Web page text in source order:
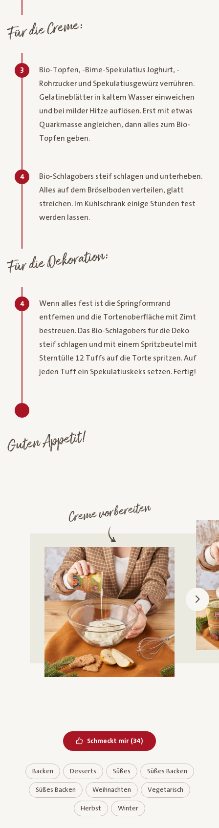
Für die Creme:
3
Bio-Topfen, -Birne-Spekulatius Joghurt, -
Rohrzucker und Spekulatiusgewürz verrühren.
Gelatineblätter in kaltem Wasser einweichen
und bei milder Hitze auflösen. Erst mit etwas
Quarkmasse angleichen, dann alles zum Bio-
Topfen geben.
4
Bio-Schlagobers steif schlagen und unterheben.
Alles auf dem Bröselboden verteilen, glatt
streichen. Im Kühlschrank einige Stunden fest
werden lassen.
Für die Dekoration:
4
Wenn alles fest ist die Springformrand
entfernen und die Tortenoberfläche mit Zimt
bestreuen. Das Bio-Schlagobers für die Deko
steif schlagen und mit einem Spritzbeutel mit
Sterntülle 12 Tuffs auf die Torte spritzen. Auf
jeden Tuff ein Spekulatiuskeks setzen. Fertig!
Guten Appetit!
Creme vorbereiten
Schmeckt mir Bereits geliked
(34)
Backen Desserts Süßes Süßes Backen
Süßes Backen Weihnachten Vegetarisch
Herbst Winter